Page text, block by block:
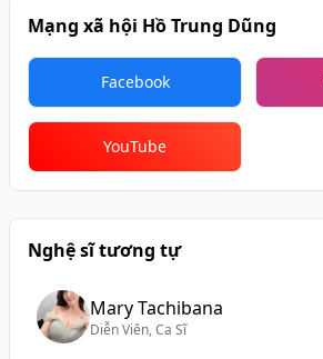
Mạng xã hội Hồ Trung Dũng
Facebook
YouTube
Nghệ sĩ tương tự
Mary Tachibana
Diễn Viên, Ca Sĩ